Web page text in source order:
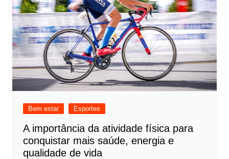
Bem estar Esportes
A importância da atividade física para
conquistar mais saúde, energia e
qualidade de vida